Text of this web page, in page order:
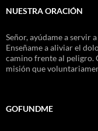
NUESTRA ORACIÓN
Señor, ayúdame a servir
Enseñame a aliviar el
camino frente al peligro.
misión que
GOFUNDME